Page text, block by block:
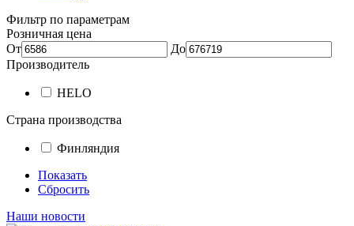
Фильтр по параметрам
Розничная цена
От
До
Производитель
HELO
Страна производства
Финляндия
Показать
Сбросить
Наши новости